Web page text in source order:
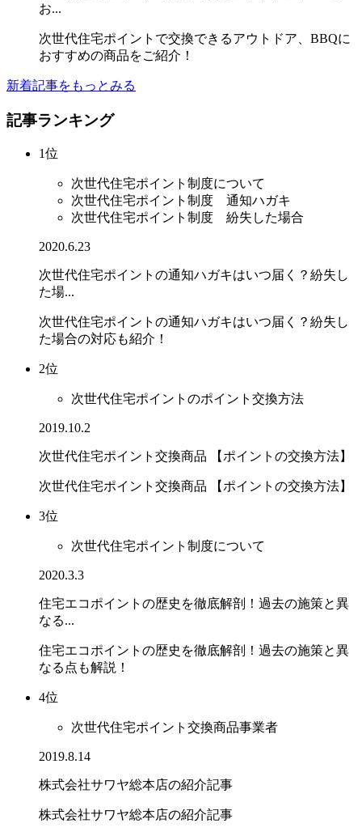
お...
次世代住宅ポイントで交換できるアウトドア、BBQに
おすすめの商品をご紹介！
新着記事をもっとみる
記事ランキング
1位
次世代住宅ポイント制度について
次世代住宅ポイント制度 通知ハガキ
次世代住宅ポイント制度 紛失した場合
2020.6.23
次世代住宅ポイントの通知ハガキはいつ届く？紛失し
た場...
次世代住宅ポイントの通知ハガキはいつ届く？紛失し
た場合の対応も紹介！
2位
次世代住宅ポイントのポイント交換方法
2019.10.2
次世代住宅ポイント交換商品 【ポイントの交換方法】
次世代住宅ポイント交換商品 【ポイントの交換方法】
3位
次世代住宅ポイント制度について
2020.3.3
住宅エコポイントの歴史を徹底解剖！過去の施策と異
なる...
住宅エコポイントの歴史を徹底解剖！過去の施策と異
なる点も解説！
4位
次世代住宅ポイント交換商品事業者
2019.8.14
株式会社サワヤ総本店の紹介記事
株式会社サワヤ総本店の紹介記事